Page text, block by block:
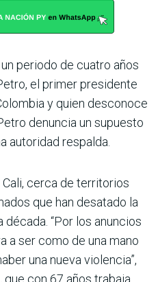
periodo de cuatro años
el primer presidente
y quien desconoce
denuncia un supuesto
autoridad respalda.
cerca de territorios
que han desatado la
“Por los anuncios
a ser como de una mano
una nueva violencia”,
que con 67 años trabaja